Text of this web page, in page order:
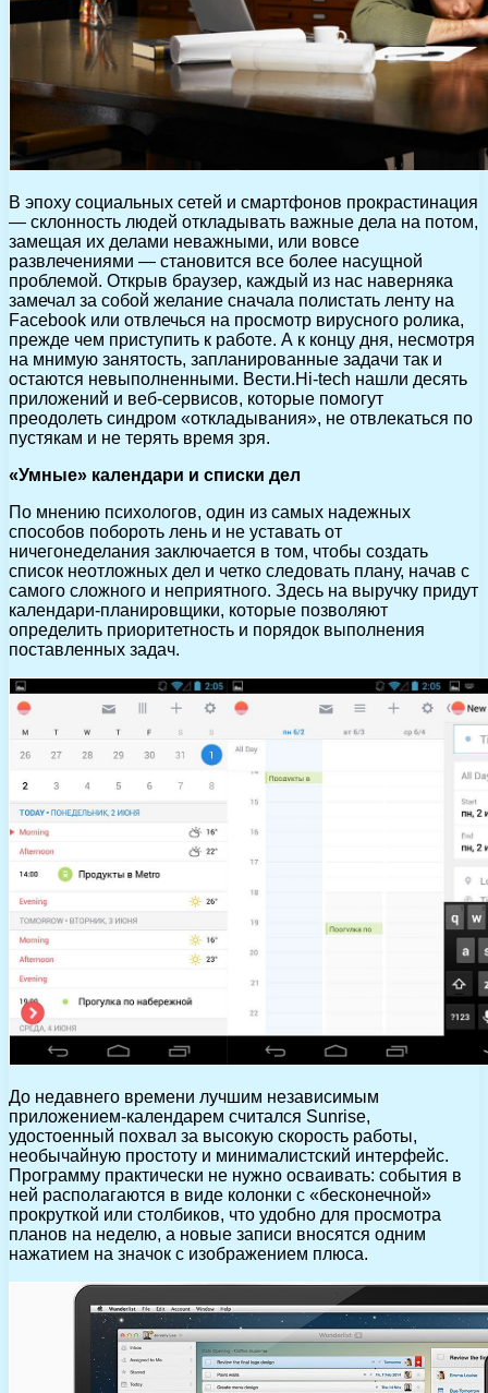
В эпоху социальных сетей и смартфонов прокрастинация
— склонность людей откладывать важные дела на потом,
замещая их делами неважными, или вовсе
развлечениями — становится все более насущной
проблемой. Открыв браузер, каждый из нас наверняка
замечал за собой желание сначала полистать ленту на
Facebook или отвлечься на просмотр вирусного ролика,
прежде чем приступить к работе. А к концу дня, несмотря
на мнимую занятость, запланированные задачи так и
остаются невыполненными. Вести.Hi-tech нашли десять
приложений и веб-сервисов, которые помогут
преодолеть синдром «откладывания», не отвлекаться по
пустякам и не терять время зря.
«Умные» календари и списки дел
По мнению психологов, один из самых надежных
способов побороть лень и не уставать от
ничегонеделания заключается в том, чтобы создать
список неотложных дел и четко следовать плану, начав с
самого сложного и неприятного. Здесь на выручку придут
календари-планировщики, которые позволяют
определить приоритетность и порядок выполнения
поставленных задач.
До недавнего времени лучшим независимым
приложением-календарем считался Sunrise,
удостоенный похвал за высокую скорость работы,
необычайную простоту и минималистский интерфейс.
Программу практически не нужно осваивать: события в
ней располагаются в виде колонки с «бесконечной»
прокруткой или столбиков, что удобно для просмотра
планов на неделю, а новые записи вносятся одним
нажатием на значок с изображением плюса.